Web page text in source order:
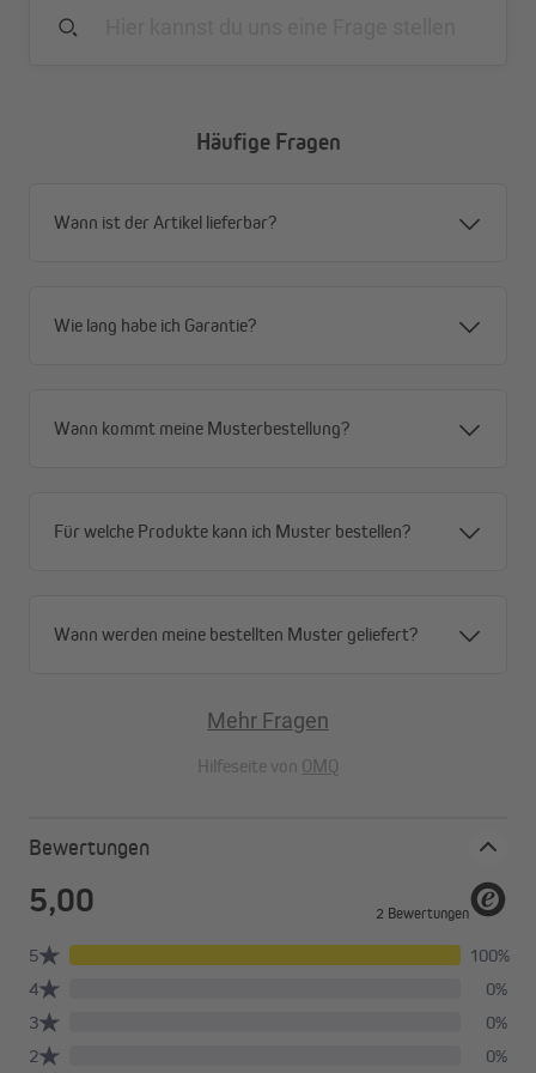
Wie viele Universalhalterungen benötige ich?
cm das Ersatzteil-Set mit 2 Universalhalterungen und bei einer
Jalousielänge über 120 cm das Ersatzteil-Set mit 3
stabil montieren.
Montagevarianten im Überblick
Häufige Fragen
Wann ist der Artikel lieferbar?
Wie lang habe ich Garantie?
Wann kommt meine Musterbestellung?
Für welche Produkte kann ich Muster bestellen?
Wann werden meine bestellten Muster geliefert?
Mehr Fragen
Hilfeseite von OMQ
Bewertungen